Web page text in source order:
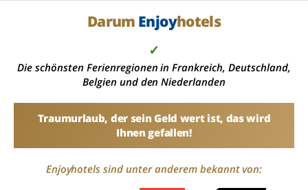
Darum Enjoyhotels
✓
Die schönsten Ferienregionen in Frankreich, Deutschland,
Belgien und den Niederlanden
Traumurlaub, der sein Geld wert ist, das wird
Ihnen gefallen!
Enjoyhotels sind unter anderem bekannt von: